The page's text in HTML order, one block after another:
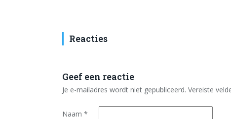
Reacties
Geef een reactie
Je e-mailadres wordt niet gepubliceerd. Vereiste
Naam *